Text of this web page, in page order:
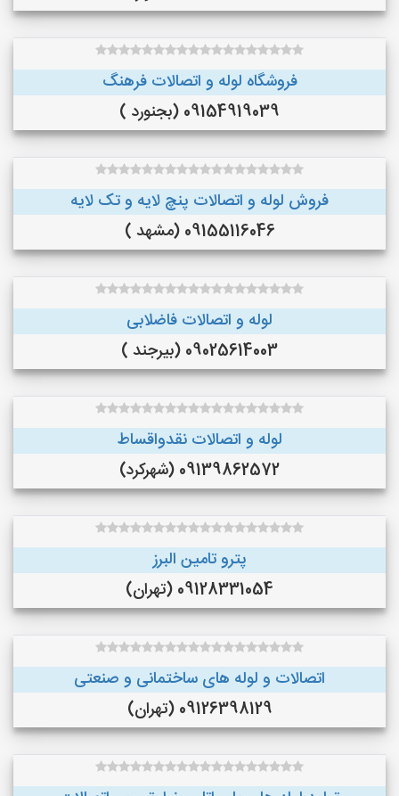
فروشگاه لوله و اتصالات فرهنگ
09154919039 (بجنورد )
فروش لوله و اتصالات پنچ لایه و تک لایه
09155116046 (مشهد )
لوله و اتصالات فاضلابی
09025614003 (بیرجند )
لوله و اتصالات نقدواقساط
09139862572 (شهرکرد)
پترو تامین البرز
09128331054 (تهران)
اتصالات و لوله های ساختمانی و صنعتی
09126398129 (تهران)